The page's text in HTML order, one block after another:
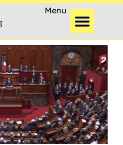
Menu